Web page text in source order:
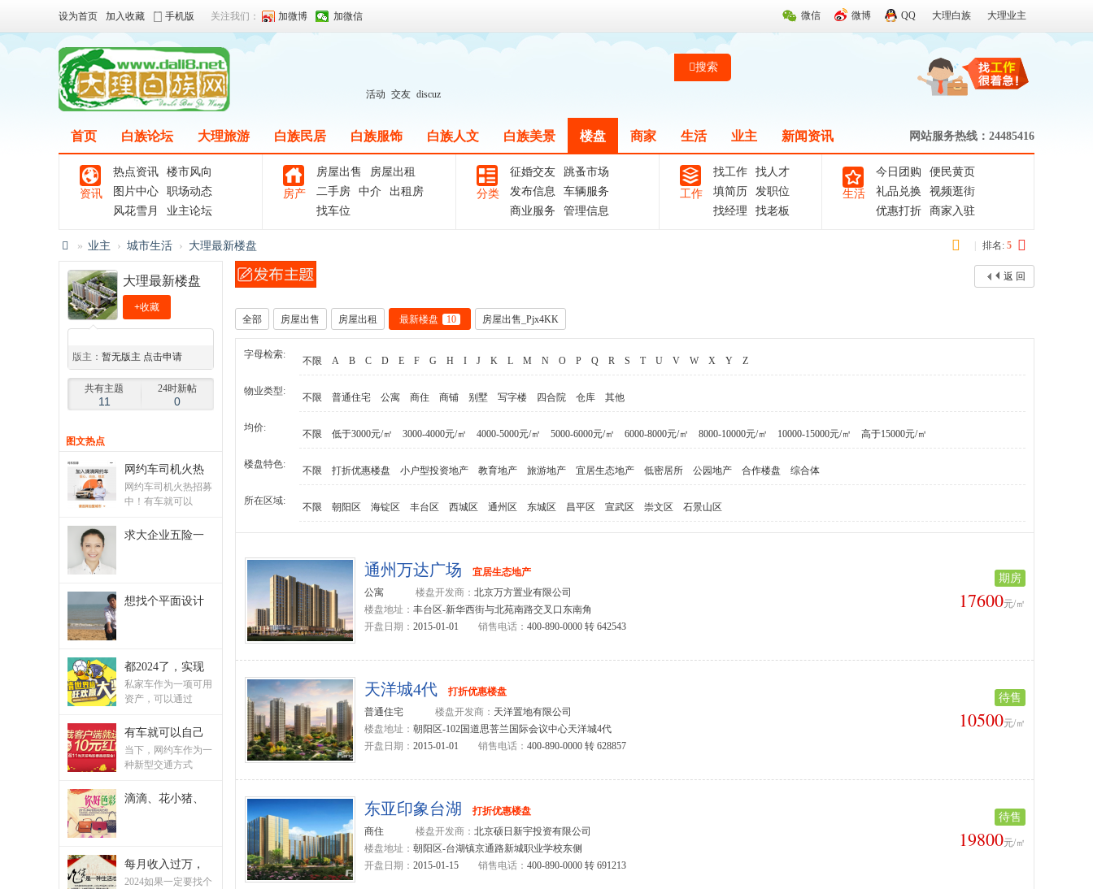
微信 微博 QQ 大理白族 大理业主
设为首页 加入收藏 手机版 关注我们： 加微博 加微信
搜索
活动 交友 discuz
首页 白族论坛 大理旅游 白族民居 白族服饰 白族人文 白族美景 楼盘 商家 生活 业主 新闻资讯 网站服务热线：24485416
资讯
热点资讯
楼市风向
图片中心
职场动态
风花雪月
业主论坛
房产
房屋出售
房屋出租
二手房
中介
出租房
找车位
分类
征婚交友
跳蚤市场
发布信息
车辆服务
商业服务
管理信息
工作
找工作
找人才
填简历
发职位
找经理
找老板
生活
今日团购
便民黄页
礼品兑换
视频逛街
优惠打折
商家入驻
大
理
白
大
白
理
主
理
业
论
坛
大
理
业
主
» 业主 › 城市生活 › 大理最新楼盘 排名: 5
大理最新楼盘
+收藏
版主： 暂无版主 点击申请
◆
◆
共有主题
11
24时新帖
0
图文热点
网约车司机火热
网约车司机火热招募
中！有车就可以
求大企业五险一
想找个平面设计
都2024了，实现
私家车作为一项可用
资产，可以通过
有车就可以自己
当下，网约车作为一
种新型交通方式
滴滴、花小猪、
每月收入过万，
2024如果一定要找个
返 回
全部 房屋出售 房屋出租 最新楼盘 10 房屋出售_Pjx4KK
字母检索:
不限 A B C D E F G H I J K L M N O P Q R S T U V W X Y Z
物业类型:
不限 普通住宅 公寓 商住 商铺 别墅 写字楼 四合院 仓库 其他
均价:
不限 低于3000元/㎡ 3000-4000元/㎡ 4000-5000元/㎡ 5000-6000元/㎡ 6000-8000元/㎡ 8000-10000元/㎡ 10000-15000元/㎡ 高于15000元/㎡
楼盘特色:
不限 打折优惠楼盘 小户型投资地产 教育地产 旅游地产 宜居生态地产 低密居所 公园地产 合作楼盘 综合体
所在区域:
不限 朝阳区 海锭区 丰台区 西城区 通州区 东城区 昌平区 宣武区 崇文区 石景山区
通州万达广场
宜居生态地产
公寓 楼盘开发商： 北京万方置业有限公司
楼盘地址： 丰台区-新华西街与北苑南路交叉口东南角
开盘日期： 2015-01-01 销售电话： 400-890-0000 转 642543
期房
17600元/㎡
天洋城4代
打折优惠楼盘
普通住宅 楼盘开发商： 天洋置地有限公司
楼盘地址： 朝阳区-102国道思菩兰国际会议中心天洋城4代
开盘日期： 2015-01-01 销售电话： 400-890-0000 转 628857
待售
10500元/㎡
东亚印象台湖
打折优惠楼盘
商住 楼盘开发商： 北京硕日新宇投资有限公司
楼盘地址： 朝阳区-台湖镇京通路新城职业学校东侧
开盘日期： 2015-01-15 销售电话： 400-890-0000 转 691213
待售
19800元/㎡